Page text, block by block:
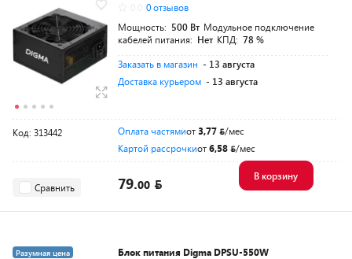
0 отзывов
Мощность: 500 Вт Модульное подключение
кабелей питания: Нет КПД: 78 %
Заказать в магазин - 13 августа
Доставка курьером - 13 августа
Код: 313442 Оплата частямиот3,77
/мес
Картой рассрочкиот6,58 /мес
Сравнить 79.00
В корзину
Разумная цена
Блок питания Digma DPSU-550W